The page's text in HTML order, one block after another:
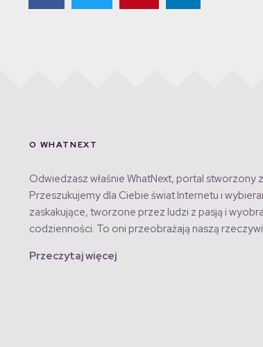
O WHATNEXT
Odwiedzasz właśnie WhatNext, portal stworzony
Przeszukujemy dla Ciebie świat Internetu i
zaskakujące, tworzone przez ludzi z pasją i
codzienności. To oni przeobrażają naszą
Przeczytaj więcej